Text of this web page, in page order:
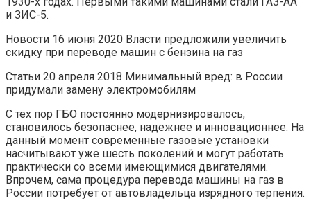
и ЗИС-5.
Новости 16 июня 2020 Власти предложили увеличить
скидку при переводе машин с бензина на газ
Статьи 20 апреля 2018 Минимальный вред: в России
придумали замену электромобилям
С тех пор ГБО постоянно модернизировалось,
становилось безопаснее, надежнее и инновационнее. На
данный момент современные газовые установки
насчитывают уже шесть поколений и могут работать
практически со всеми имеющимися двигателями.
Впрочем, сама процедура перевода машины на газ в
России потребует от автовладельца изрядного терпения.